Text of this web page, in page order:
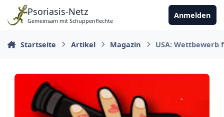
Zu Inhalt springen
Psoriasis-Netz
Gemeinsam mit Schuppenflechte
Anmelden
Startseite Artikel Magazin USA: Wettbewerb